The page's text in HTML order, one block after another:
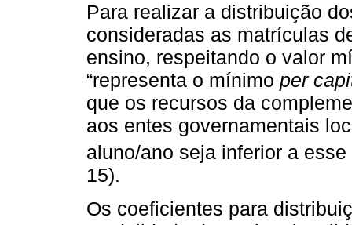
Para realizar a distribuição
consideradas as matrículas
ensino, respeitando o valor
“representa o mínimo per
que os recursos da
aos entes governamentais
aluno/ano seja inferior a esse
15).
Os coeficientes para